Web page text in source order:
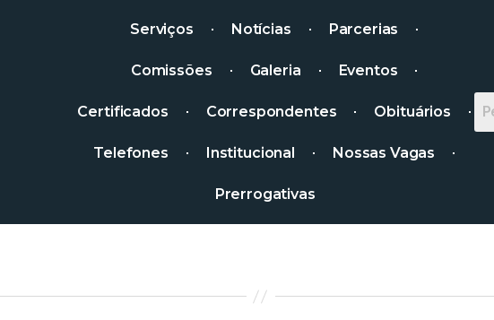
Serviços Notícias Parcerias
Comissões Galeria Eventos
Certificados Correspondentes Obituários
Telefones Institucional Nossas Vagas
Prerrogativas